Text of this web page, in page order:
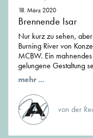
18. März 2020
Brennende Isar
Nur kurz zu sehen,
Burning River von
MCBW. Ein
gelungene Gestaltung
mehr ...
von der